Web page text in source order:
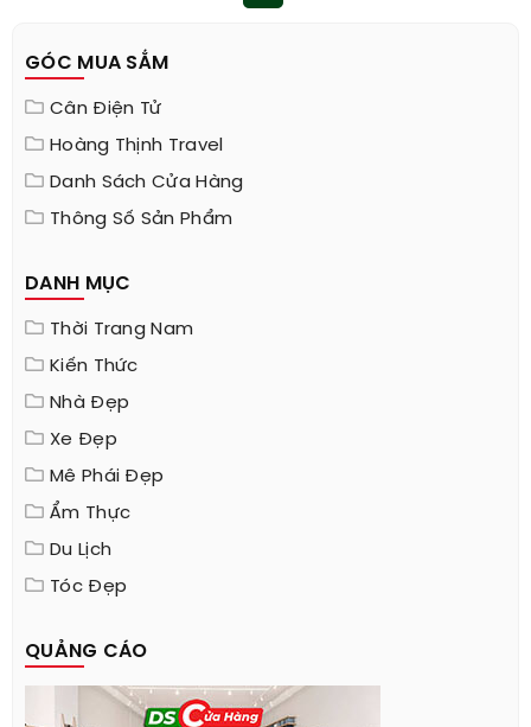
GÓC MUA SẮM
Cân Điện Tử
Hoàng Thịnh Travel
Danh Sách Cửa Hàng
Thông Số Sản Phẩm
DANH MỤC
Thời Trang Nam
Kiến Thức
Nhà Đẹp
Xe Đẹp
Mê Phái Đẹp
Ẩm Thực
Du Lịch
Tóc Đẹp
QUẢNG CÁO